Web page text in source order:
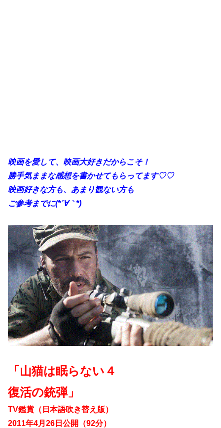
映画を愛して、映画大好きだからこそ！
勝手気ままな感想を書かせてもらってます♡♡
映画好きな方も、あまり観ない方も
ご参考までに(*´∀｀*)
「山猫は眠らない４
復活の銃弾」
TV鑑賞（日本語吹き替え版）
2011年4月26日公開（92分）